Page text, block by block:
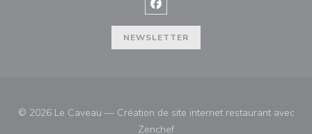
Facebook ((ouvre une nouvelle
NEWSLETTER
© 2026 Le Caveau — Création de site internet restaurant avec
Zenchef((ouvre une nouvelle fenêtre))